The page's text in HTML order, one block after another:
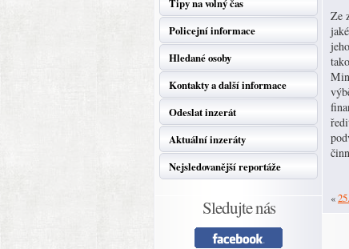
Tipy na volný čas
Policejní informace
Hledané osoby
Kontakty a další informace
Odeslat inzerát
Aktuální inzeráty
Nejsledovanější reportáže
Sledujte nás
Ze
«